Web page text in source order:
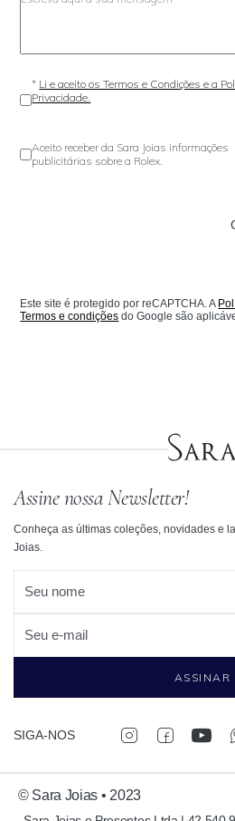
* Li e aceito os Termos e Condições e a
Privacidade.
Aceito receber da Sara Joias informações
publicitárias sobre a Rolex.
Este site é protegido por reCAPTCHA. A
Termos e condições do Google são
Assine nossa Newsletter!
Conheça as últimas coleções, novidades e
Joias.
Seu nome
Seu e-mail
ASSINAR
SIGA-NOS
© Sara Joias • 2023